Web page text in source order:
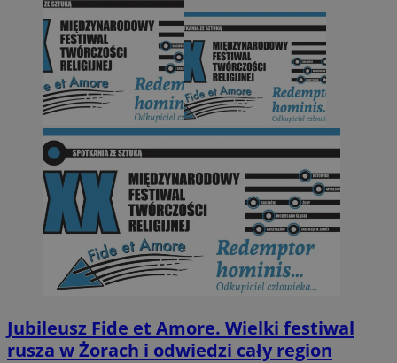
Jubileusz Fide et Amore. Wielki festiwal
rusza w Żorach i odwiedzi cały region